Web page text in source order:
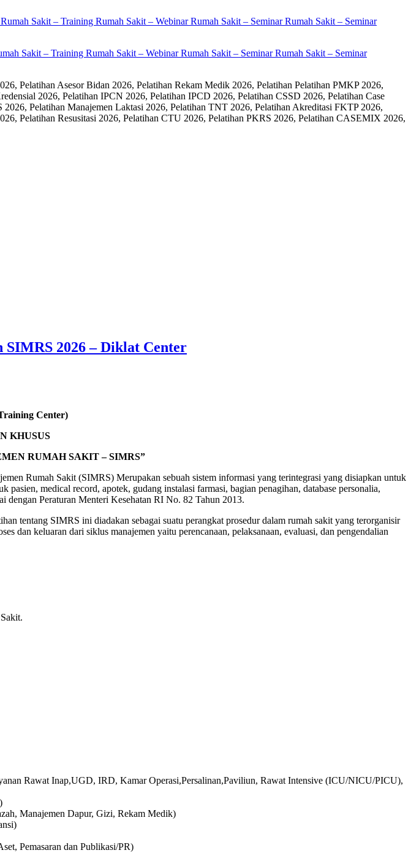
Sakit – Training Rumah Sakit – Webinar Rumah Sakit – Seminar Rumah Sakit – Seminar
Pelatihan Asesor Bidan 2026, Pelatihan Rekam Medik 2026, Pelatihan Pelatihan PMKP 2026,
2026, Pelatihan IPCN 2026, Pelatihan IPCD 2026, Pelatihan CSSD 2026, Pelatihan Case
Pelatihan Manajemen Laktasi 2026, Pelatihan TNT 2026, Pelatihan Akreditasi FKTP 2026,
Pelatihan Resusitasi 2026, Pelatihan CTU 2026, Pelatihan PKRS 2026, Pelatihan CASEMIX 2026,
SIMRS 2026 – Diklat Center
Center)
KHUSUS
RUMAH SAKIT – SIMRS”
Rumah Sakit (SIMRS) Merupakan sebuah sistem informasi yang terintegrasi yang disiapkan untuk
medical record, apotek, gudang instalasi farmasi, bagian penagihan, database personalia,
dengan Peraturan Menteri Kesehatan RI No. 82 Tahun 2013.
tentang SIMRS ini diadakan sebagai suatu perangkat prosedur dalam rumah sakit yang terorganisir
dan keluaran dari siklus manajemen yaitu perencanaan, pelaksanaan, evaluasi, dan pengendalian
Rawat Inap,UGD, IRD, Kamar Operasi,Persalinan,Paviliun, Rawat Intensive (ICU/NICU/PICU),
Manajemen Dapur, Gizi, Rekam Medik)
Pemasaran dan Publikasi/PR)